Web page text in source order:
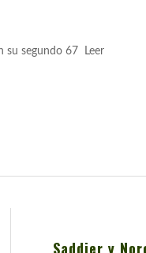
su segundo 67 Leer
Saddier y